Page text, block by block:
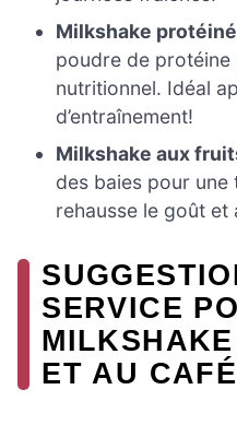
Milkshake protéiné
poudre de
nutritionnel. Idéal
d’entraînement!
Milkshake aux
des baies pour une
rehausse le goût et
SERVICE
ET AU CAFÉ